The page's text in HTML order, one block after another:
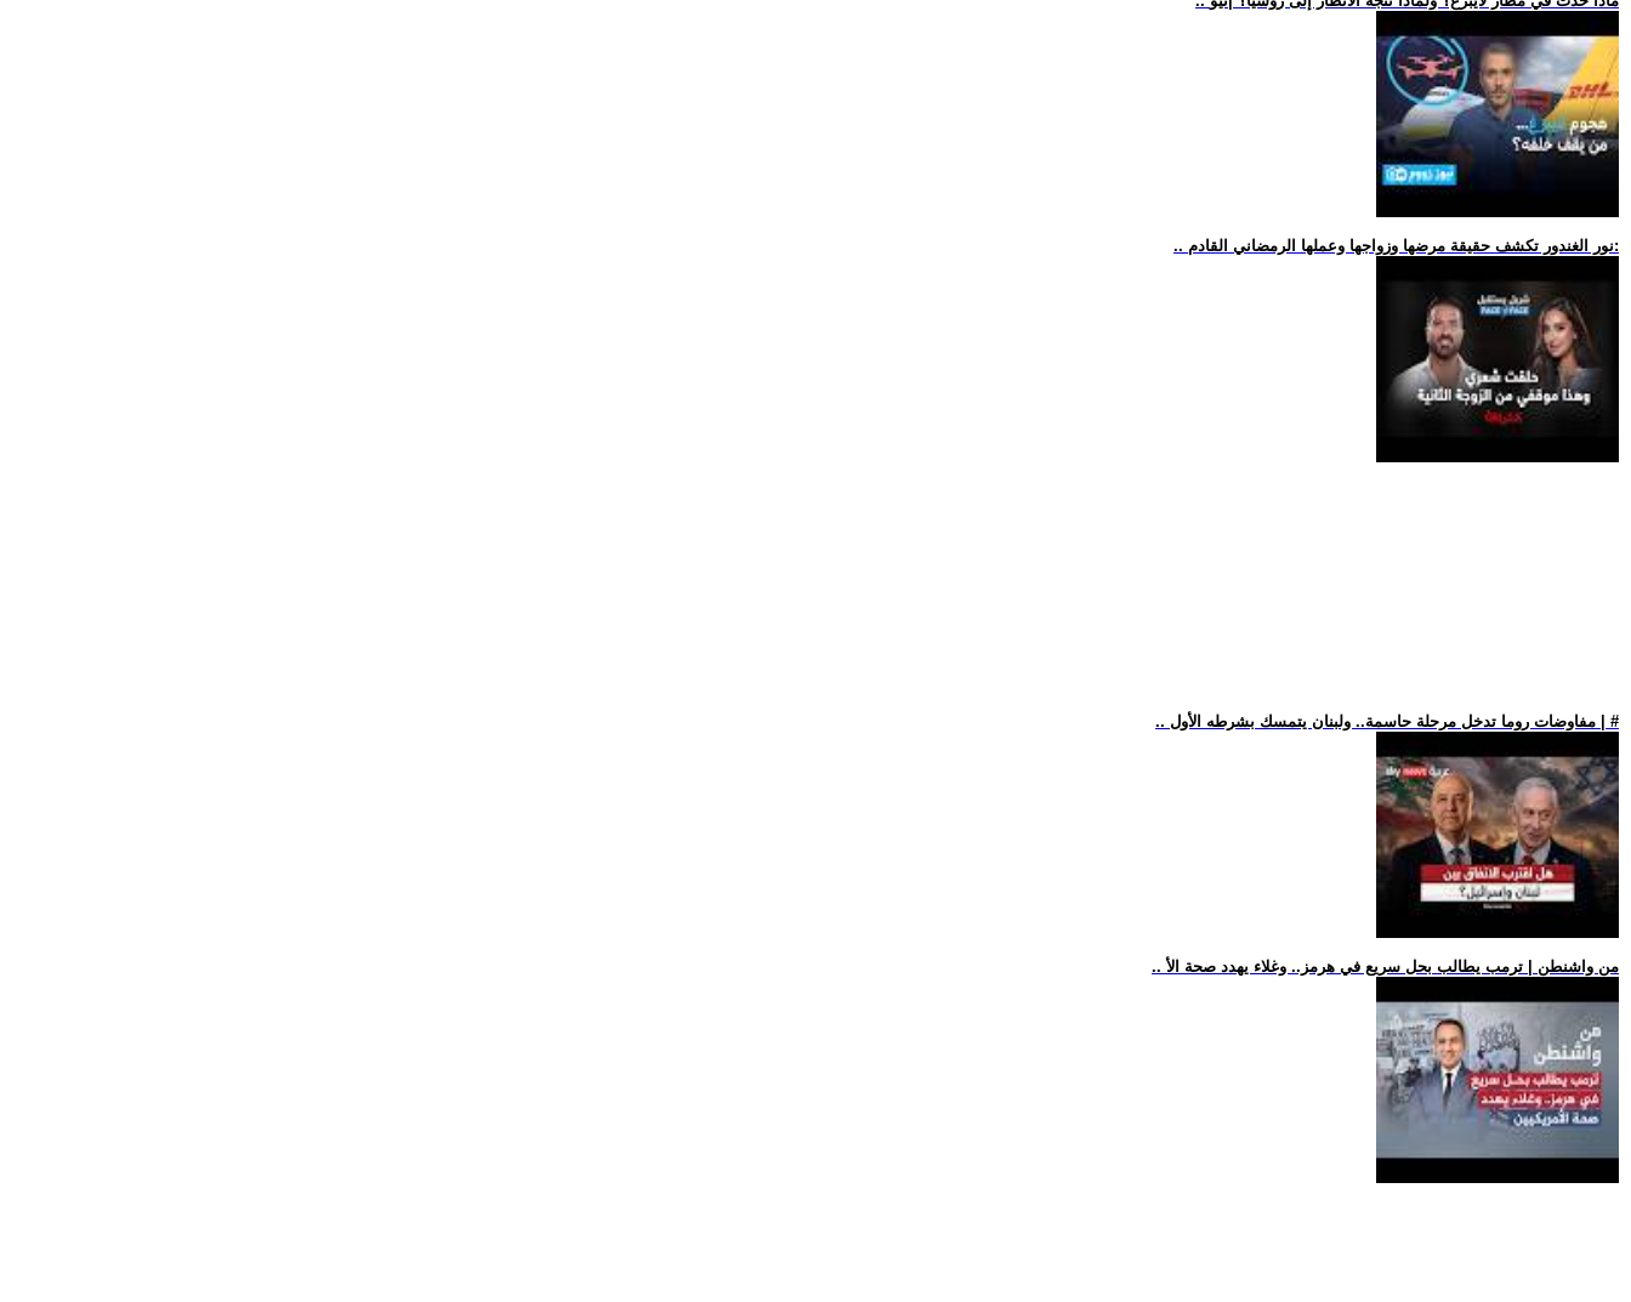
.. نور الغندور تكشف حقيقة مرضها وزواجها وعملها الرمضاني القادم:
.. مفاوضات روما تدخل مرحلة حاسمة.. ولبنان يتمسك بشرطه الأول | #
.. من واشنطن | ترمب يطالب بحل سريع في هرمز.. وغلاء يهدد صحة الأ